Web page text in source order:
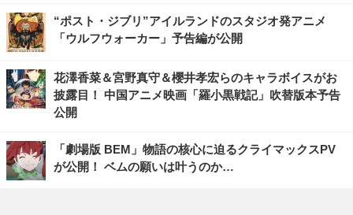
“ポスト・ジブリ”アイルランドのスタジオ発アニメ
「ウルフウォーカー」予告編が公開
花澤香菜＆宮野真守＆櫻井孝宏らのキャラボイスがお
披露目！ 中国アニメ映画「羅小黒戦記」吹替版本予告
公開
「劇場版 BEM」物語の核心に迫るクライマックスPV
が公開！ ベムの願いは叶うのか…